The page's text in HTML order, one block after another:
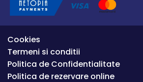
Cookies
Termeni si conditii
Politica de Confidentialitate
Politica de rezervare online